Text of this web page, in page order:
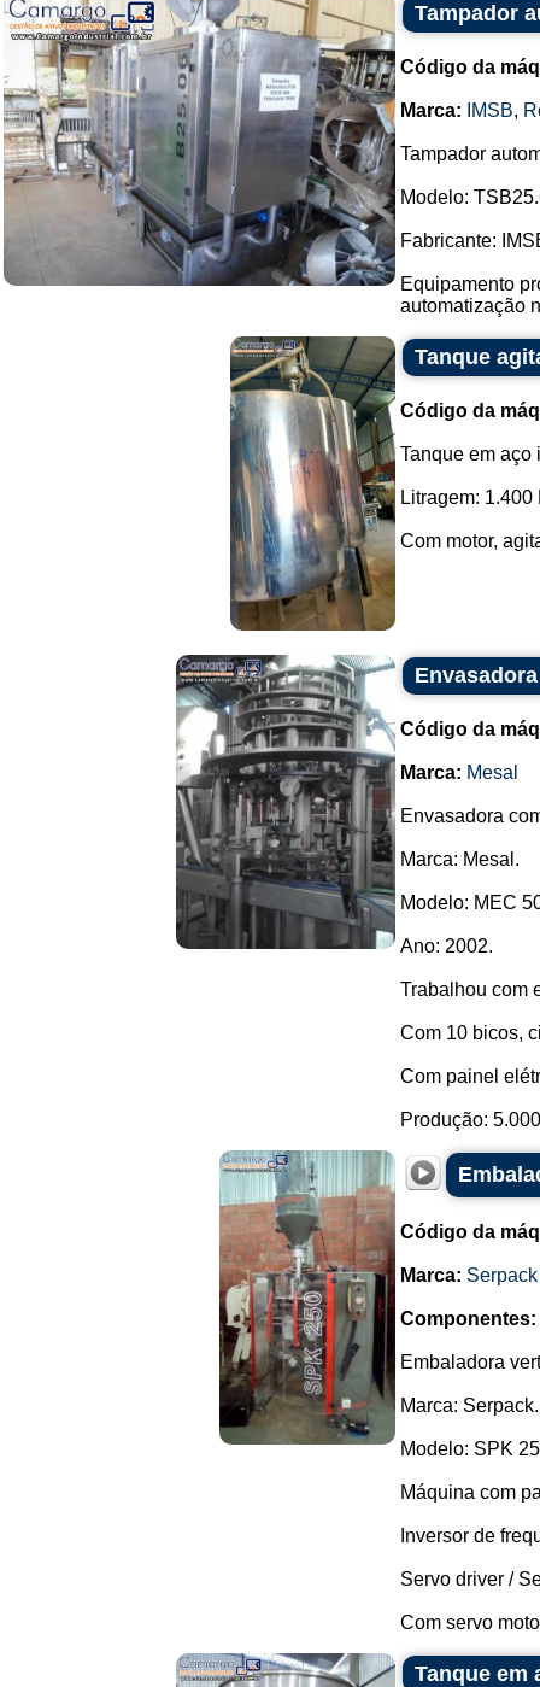
Tampador
Código da
Marca: IMSB,
Tampador
Modelo:
Fabricante:
Equipamento
automatização
Tanque
Código da
Tanque em aço
Litragem: 1.400
Com motor,
Código da
Marca: Mesal
Envasadora
Marca: Mesal.
Modelo: MEC
Ano: 2002.
Trabalhou com
Com 10 bicos,
Com painel
Produção:
Código da
Marca: Serpack
Componentes:
Embaladora
Marca: Serpack.
Modelo: SPK
Máquina com
Inversor de
Servo driver /
Com servo
Tanque em